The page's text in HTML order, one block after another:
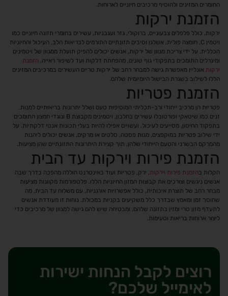
החומרים המזינים ולהוסיף מרכיבים חיוניים לארוחות.
הזמנת ירקות
ירקות, כולל פלפלים צבעוניים, ברוקולי, גזר ועגבניות, עשירים בחומרי תזונה חיוניים כמו
ויטמין C, חומצה פולית, אשלגן וסיבים תזונתיים התורמים לבריאות הלב, העיכול והחיוניות
הכללית. על ידי צריכת מגוון של ירקות, אנשים יכולים להפיק תועלת ממגוון של ויטמינים
ומינרלים התומכים בתפקודי גוף שונים, מהפחתת דלקות ועד לשיפור ראייה. הזמנת
ירקות אונליין מאפשרת גישה למבחר רחב של ירקות טריים העשירים במרכיבים המזינים
הללו לשילוב בשגרת הבישול היומיומית שלהם.
הזמנת פטריות
פטריות הן מרכיב ייחודי ורב-תכליתי המוסיפות טעם ושלל יתרונות בריאותיים למנות.
זנים כמו שיטאקי ופורטובלו עשירים בחלבון, ויטמינים מקבוצת B ונוגדי חמצון התומכים
בתפקוד החיסון, מסייעים לעיכול, ועשויים אפילו להיות בעלי תכונות אנטי דלקתיות. על
ידי שילוב פטריות במוקפצים, מנות פסטה, סלטים או מרקים, אנשים יכולים ליהנות
מהמרקם הבשרני והטעם הייחודי שלהן, תוך קצירת היתרונות התזונתיים שהן מציעות.
הזמנת פירות וירקות עד הבית
הקלות בהזמנת פירות וירקות, ירק, פטריות ועוד באינטרנט חוללה מהפכה בדרך שבה
אנשים ניגשים וצורכים את קבוצות המזון החיוניות הללו. פלטפורמות מקוונות מציעות
מבחר רחב של תוצרת איכותית, כולל אפשרויות אורגניות, עם משלוח עד הבית, מה
שחוסך זמן ומאמץ שבדרך כלל משקיעים בקניות במכולת. נוחות זו מעודדת אנשים
לתעדף מזון טרי ומזין בתזונה שלהם, ומבטיחה שיש להם גישה למגוון של מרכיבים כדי
ליצור ארוחות בריאות וטעימות.
רוצים לקבל הנחות ישירות
לאימייל שלכם?